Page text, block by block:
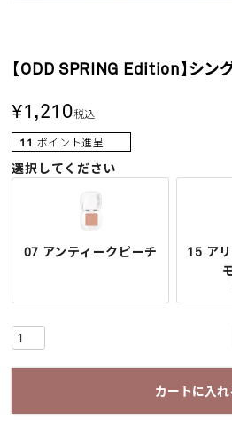
【ODD SPRING Edition】シン
¥1,210税込
11 ポイント進呈
選択してください
07 アンティークピーチ
15 ア
カートに入れ